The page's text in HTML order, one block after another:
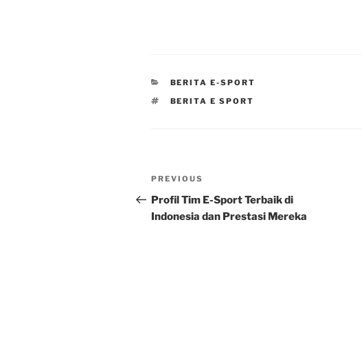
CATEGORIES
BERITA E-SPORT
TAGS
BERITA E SPORT
Post
navigation
Previous
Post
PREVIOUS
Profil Tim E-Sport Terbaik di
Indonesia dan Prestasi Mereka